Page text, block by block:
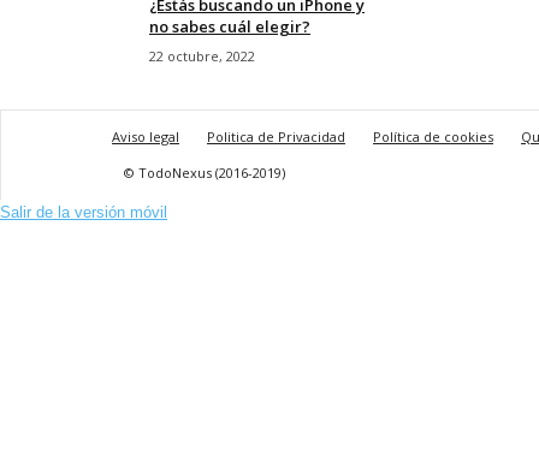
¿Estás buscando un iPhone y
no sabes cuál elegir?
22 octubre, 2022
Aviso legal Politica de Privacidad Política de cookies
© TodoNexus (2016-2019)
Salir de la versión móvil